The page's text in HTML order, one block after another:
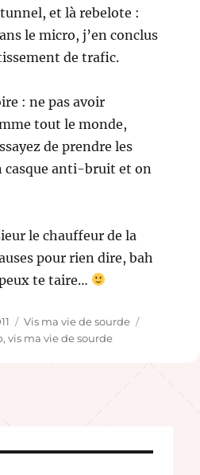
et là rebelote :
le micro, j’en conclus
de trafic.
: ne pas avoir
tout le monde,
de prendre les
casque anti-bruit et on
le chauffeur de la
pour rien dire, bah
te taire…
Catégories
Vis ma vie de sourde
,vis ma vie de sourde